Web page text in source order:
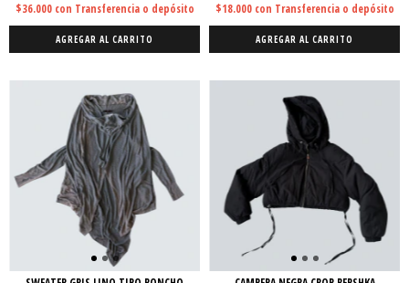
$36.000 con Transferencia o depósito
AGREGAR AL CARRITO
$18.000 con Transferencia o depósito
AGREGAR AL CARRITO